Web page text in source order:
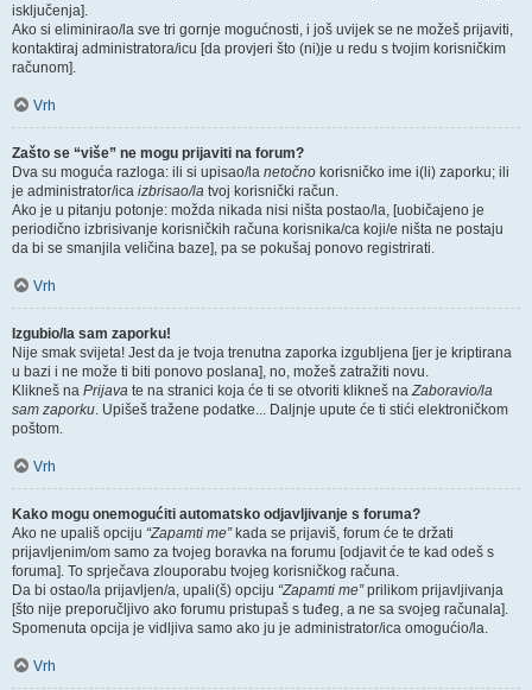
isključenja].
Ako si eliminirao/la sve tri gornje mogućnosti, i još uvijek se ne možeš prijaviti,
kontaktiraj administratora/icu [da provjeri što (ni)je u redu s tvojim korisničkim
računom].
Vrh
Zašto se “više” ne mogu prijaviti na forum?
Dva su moguća razloga: ili si upisao/la netočno korisničko ime i(li) zaporku; ili
je administrator/ica izbrisao/la tvoj korisnički račun.
Ako je u pitanju potonje: možda nikada nisi ništa postao/la, [uobičajeno je
periodično izbrisivanje korisničkih računa korisnika/ca koji/e ništa ne postaju
da bi se smanjila veličina baze], pa se pokušaj ponovo registrirati.
Vrh
Izgubio/la sam zaporku!
Nije smak svijeta! Jest da je tvoja trenutna zaporka izgubljena [jer je kriptirana
u bazi i ne može ti biti ponovo poslana], no, možeš zatražiti novu.
Klikneš na Prijava te na stranici koja će ti se otvoriti klikneš naZaboravio/la
sam zaporku. Upišeš tražene podatke... Daljnje upute će ti stići elektroničkom
poštom.
Vrh
Kako mogu onemogućiti automatsko odjavljivanje s foruma?
Ako ne upališ opciju “Zapamti me”kada se prijaviš, forum će te držati
prijavljenim/om samo za tvojeg boravka na forumu [odjavit će te kad odeš s
foruma]. To sprječava zlouporabu tvojeg korisničkog računa.
Da bi ostao/la prijavljen/a, upali(š) opciju “Zapamti me”prilikom prijavljivanja
[što nije preporučljivo ako forumu pristupaš s tuđeg, a ne sa svojeg računala].
Spomenuta opcija je vidljiva samo ako ju je administrator/ica omogućio/la.
Vrh